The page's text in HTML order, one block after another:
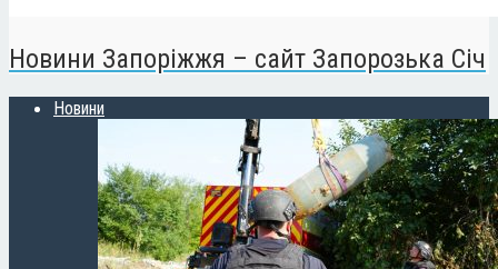
Новини Запоріжжя – сайт Запорозька Січ
Новини